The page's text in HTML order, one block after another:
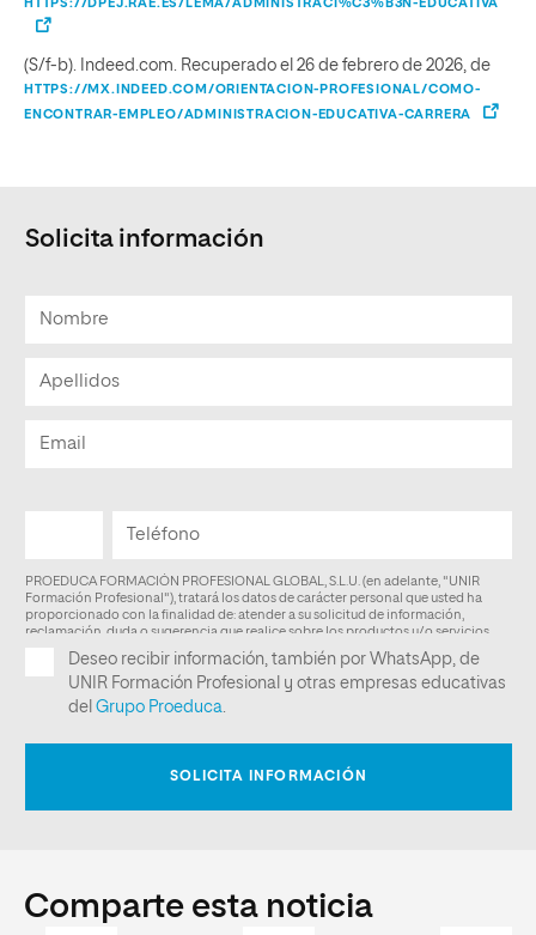
(S/f-b). Indeed.com. Recuperado el 26 de febrero de 2026, de
HTTPS://MX.INDEED.COM/ORIENTACION-PROFESIONAL/COMO-
ENCONTRAR-EMPLEO/ADMINISTRACION-EDUCATIVA-CARRERA
Solicita información
Comparte esta noticia